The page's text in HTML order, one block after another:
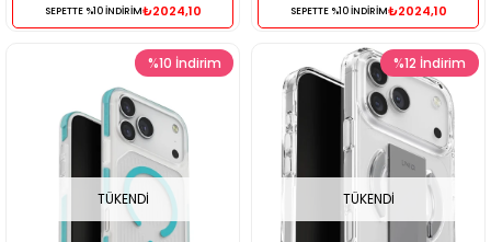
SEPETTE %10 İNDİRİM₺2024,10 SEPETTE %10 İNDİRİM₺2024,10
TÜKENDI
%10 İndirim
TÜKENDI
%12 İndirim